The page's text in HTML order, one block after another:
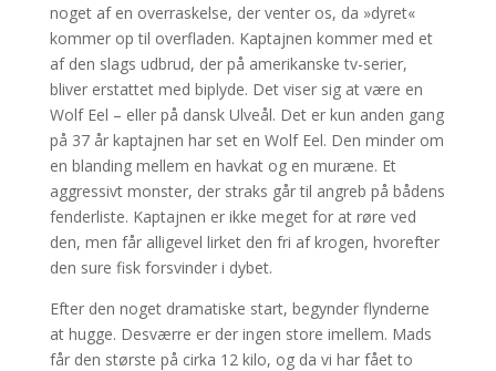
noget af en overraskelse, der venter os, da »dyret«
kommer op til overfladen. Kaptajnen kommer med et
af den slags udbrud, der på amerikanske tv-serier,
bliver erstattet med bip­lyde. Det viser sig at være en
Wolf Eel – eller på dansk Ulveål. Det er kun anden gang
på 37 år kaptaj­nen har set en Wolf Eel. Den minder om
en blanding mellem en havkat og en muræne. Et
aggressivt monster, der straks går til angreb på bådens
fender­liste. Kaptajnen er ikke meget for at røre ved
den, men får alligevel lirket den fri af krogen, hvorefter
den sure fisk forsvinder i dybet.
Efter den noget dramatiske start, begynder flynderne
at hug­ge. Desværre er der ingen store imellem. Mads
får den største på cirka 12 kilo, og da vi har fået to